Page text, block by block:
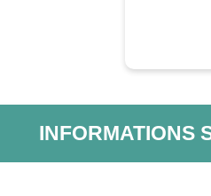
INFORMATIONS